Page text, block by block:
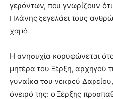
γερόντων, που γνωρίζουν
Πλάνης ξεγελάει τους
χαμό.
Η ανησυχία κορυφώνεται
μητέρα του Ξέρξη, αρχηγού
γυναίκα του νεκρού
όνειρό της: ο Ξέρξης